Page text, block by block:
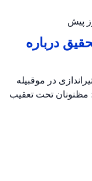
درباره
در موقبیله
تحت تعقیب